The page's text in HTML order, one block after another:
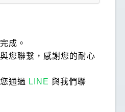
成。
您聯繫，感謝您的耐心
通過 LINE 與我們聯